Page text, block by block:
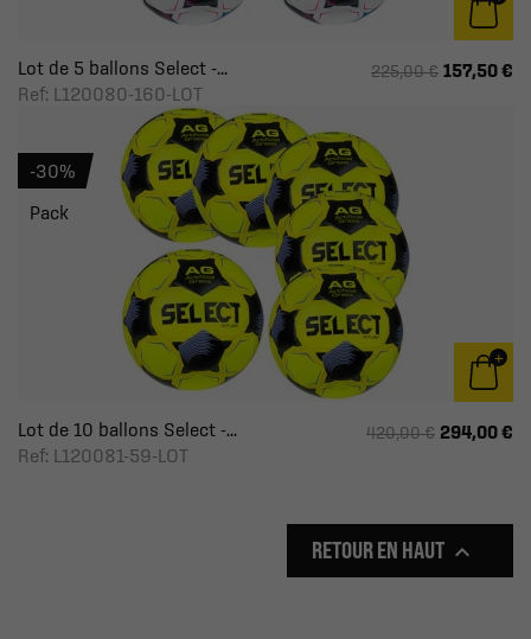
Lot de 5 ballons Select -...
Ref: L120080-160-LOT
225,00 € 157,50 €
Lot de 10 ballons Select -...
Ref: L120081-59-LOT
420,00 € 294,00 €
-30%
Pack
RETOUR EN HAUT 